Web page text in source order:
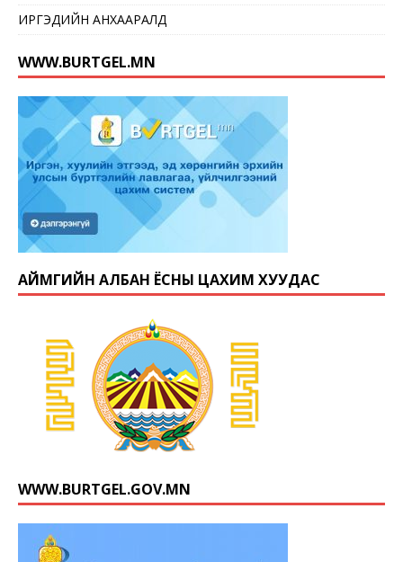
ИРГЭДИЙН АНХААРАЛД
WWW.BURTGEL.MN
АЙМГИЙН АЛБАН ЁСНЫ ЦАХИМ ХУУДАС
WWW.BURTGEL.GOV.MN